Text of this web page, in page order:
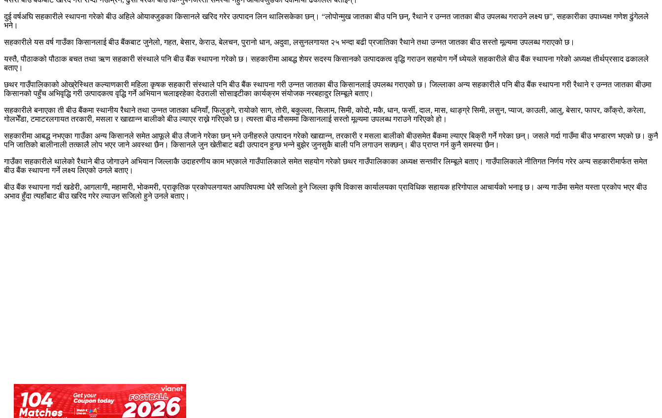
दुई वर्षअघि सहकारीले स्थापना गरेको बीउ अहिले ओयाक्जुङका किसानले खरिद गरेर उत्पादन लिन थालिसकेका छन्। “लोपोन्मुख जातका बीउ पनि छन्, रैथाने र उन्नत जातका बीउ उपलब्ध गराउने लक्ष्य छ”, सहकारीका उपाध्यक्ष गणेश ढुंगेलले
भने।
सहकारीले यस वर्ष गाउँका किसानलाई बीउ बैंकबाट जुनेलो, गहत, बेसार, केराउ, बेलचन, पुरानो धान, अदुवा, लसुनलगायत २५ भन्दा बढी प्रजातिका रैथाने तथा उन्नत जातका बीउ सस्तो मूल्यमा उपलब्ध गराएको छ।
यस्तै, पौठाकको पौठाक बचत तथा ऋण सहकारी संस्थाले पनि बीउ बैंक स्थापना गरेको छ। सहकारीमा आबद्ध शेयर सदस्य किसानको उत्पादकत्व वृद्धि गराउन सहयोग गर्ने ध्येयले सहकारीले बीउ बैंक स्थापना गरेको अध्यक्ष तीर्थप्रसाद ढकालले
बताए।
छथर गाउँपालिकाको ओख्रेस्थित कल्याणकारी महिला कृषक सहकारी संस्थाले पनि बीउ बैंक स्थापना गरी उन्नत जातका बीउ किसानलाई उपलब्ध गराएको छ। जिल्लाका अन्य सहकारीले पनि बीउ बैंक स्थापना गरी रैथाने र उन्नत जातका बीउमा
किसानको पहुँच अभिवृद्धि गरी उत्पादकत्व वृद्धि गर्ने अभियान चलाइरहेका देउराली सोसाइटीका कार्यक्रम संयोजक नरबहादुर लिम्बूले बताए।
सहकारीले बनाएका ती बीउ बैंकमा स्थानीय रैथाने तथा उन्नत जातका धनियाँ, फिलुङ्गे, रायोको साग, तोरी, बकुल्ला, सिलाम, सिमी, कोदो, मकै, धान, फर्सी, दाल, मास, थाङ्ग्रे सिमी, लसुन, प्याज, काउली, आलु, बेसार, फापर, काँक्रो, करेला,
गोलभेँडा, टमाटरलगायत तरकारी, मसला र खाद्यान्न बालीको बीउ ल्याएर राख्ने गरिएको छ। त्यस्ता बीउ मौसममा किसानलाई सस्तो मूल्यमा उपलब्ध गराउने गरिएको हो।
सहकारीमा आबद्ध नभएका गाउँका अन्य किसानले समेत आफूले बीउ लैजाने गरेका छन् भने उनीहरुले उत्पादन गरेको खाद्यान्न, तरकारी र मसला बालीको बीउसमेत बैंकमा ल्याएर बिक्री गर्ने गरेका छन्। जसले गर्दा गाउँमा बीउ भण्डारण भएको छ। कुनै
पनि जातिको बालीनाली तत्कालै लोप भएर जाने अवस्था छैन। किसानले जुन खेतीबाट बढी उत्पादन हुन्छ भन्ने बुझेर जुनसुकै बाली पनि लगाउन सक्छन्। बीउ प्राप्त गर्न कुनै समस्या छैन।
गाउँका सहकारीले थालेको रैथाने बीउ जोगाउने अभियान जिल्लाकै उदाहरणीय काम भएकाले गाउँपालिकाले समेत सहयोग गरेको छथर गाउँपालिकाका अध्यक्ष सन्तवीर लिम्बूले बताए। गाउँपालिकाले नीतिगत निर्णय गरेर अन्य सहकारीमार्फत समेत
बीउ बैंक स्थापना गर्ने लक्ष्य लिएको उनले बताए।
बीउ बैंक स्थापना गर्दा खडेरी, आगलागी, महामारी, भोकमरी, प्राकृतिक प्रकोपलगायत आपत्विपत्मा धेरै सजिलो हुने जिल्ला कृषि विकास कार्यालयका प्राविधिक सहायक हरिगोपाल आचार्यको भनाइ छ। अन्य गाउँमा समेत यस्ता प्रकोप भएर बीउ
अभाव हुँदा त्यहाँबाट बीउ खरिद गरेर ल्याउन सजिलो हुने उनले बताए।